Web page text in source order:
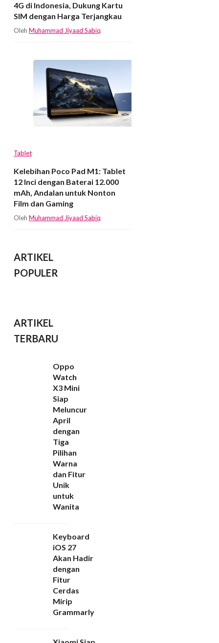
4G di Indonesia, Dukung Kartu
SIM dengan Harga Terjangkau
Oleh Muhammad Jiyaad Sabiq
Tablet
Kelebihan Poco Pad M1: Tablet
12 Inci dengan Baterai 12.000
mAh, Andalan untuk Nonton
Film dan Gaming
Oleh Muhammad Jiyaad Sabiq
ARTIKEL
POPULER
ARTIKEL
TERBARU
Oppo
Watch
X3 Mini
Siap
Meluncur
April
dengan
Tiga
Pilihan
Warna
dan Fitur
Unik
untuk
Wanita
Keyboard
iOS 27
Akan Hadir
dengan
Fitur
Cerdas
Mirip
Grammarly